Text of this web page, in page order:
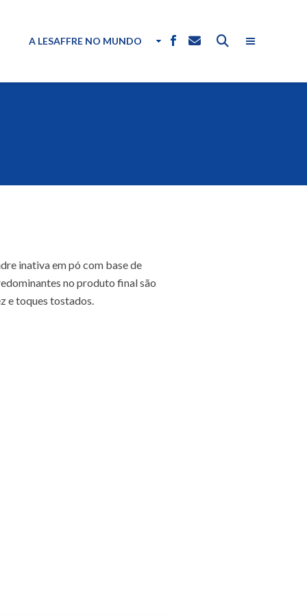
A LESAFFRE NO MUNDO
inativa em pó com base de
no produto final são
e toques tostados.